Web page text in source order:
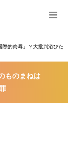
的侮辱」？大批判浴びた
ものまねは